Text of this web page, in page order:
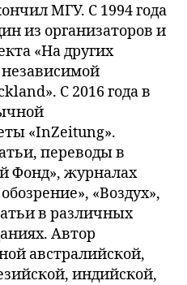
МГУ. С 1994 года
из организаторов и
«На других
С 2016 года в
«InZeitung».
переводы в
Фонд», журналах
«Воздух»,
в различных
Автор
австралийской,
индийской,